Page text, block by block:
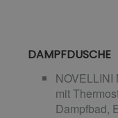
DAMPFDUSCHE
mit
Dampfbad,